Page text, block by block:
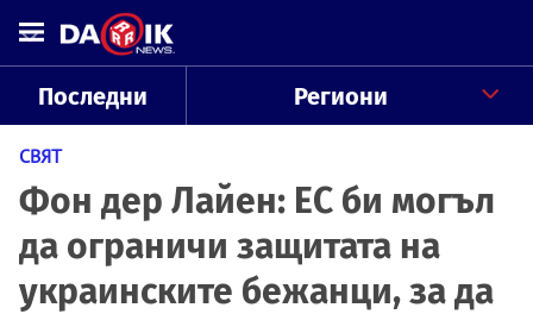
Последни Региони
СВЯТ
Фон дер Лайен: ЕС би могъл
да ограничи защитата на
украинските бежанци, за да